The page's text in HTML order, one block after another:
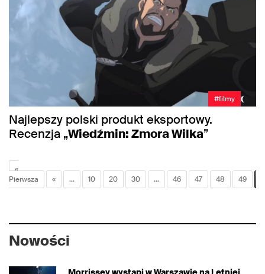
#filmy
Najlepszy polski produkt eksportowy.
Recenzja „Wiedźmin: Zmora Wilka”
«
Pierwsza
« ... 10 20 30 ... 46 47 48 49
Nowości